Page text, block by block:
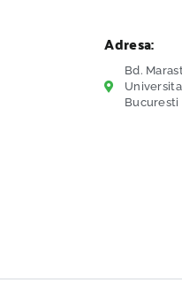
Adresa:
Bd.
Bucuresti